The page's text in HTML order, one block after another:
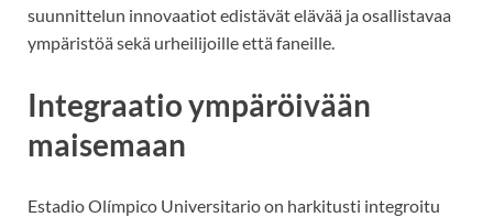
suunnittelun innovaatiot edistävät elävää ja osallistavaa
ympäristöä sekä urheilijoille että faneille.
Integraatio ympäröivään
maisemaan
Estadio Olímpico Universitario on harkitusti integroitu